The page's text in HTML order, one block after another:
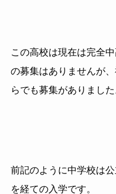
この高校は現在は完全
の募集はありませんが
らでも募集がありました
前記のように中学校は
を経ての入学です。